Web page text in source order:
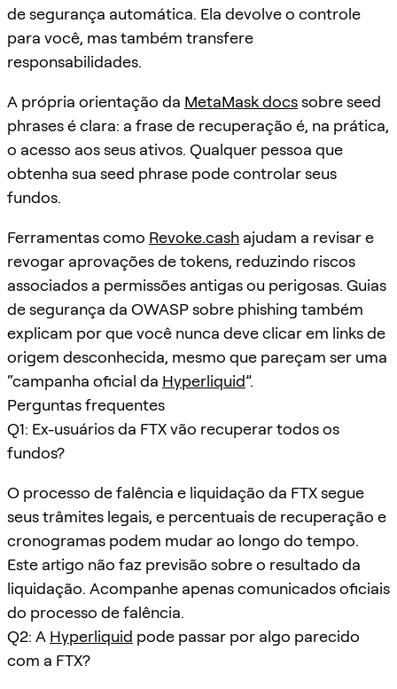
de segurança automática. Ela devolve o controle
para você, mas também transfere
responsabilidades.
A própria orientação da MetaMask docssobre seed
phrases é clara: a frase de recuperação é, na prática,
o acesso aos seus ativos. Qualquer pessoa que
obtenha sua seed phrase pode controlar seus
fundos.
Ferramentas como Revoke.cash ajudam a revisar e
revogar aprovações de tokens, reduzindo riscos
associados a permissões antigas ou perigosas. Guias
de segurança da OWASP sobre phishing também
explicam por que você nunca deve clicar em links de
origem desconhecida, mesmo que pareçam ser uma
“campanha oficial da Hyperliquid”.
Perguntas frequentes
Q1: Ex-usuários da FTX vão recuperar todos os
fundos?
O processo de falência e liquidação da FTX segue
seus trâmites legais, e percentuais de recuperação e
cronogramas podem mudar ao longo do tempo.
Este artigo não faz previsão sobre o resultado da
liquidação. Acompanhe apenas comunicados oficiais
do processo de falência.
Q2: A Hyperliquid pode passar por algo parecido
com a FTX?